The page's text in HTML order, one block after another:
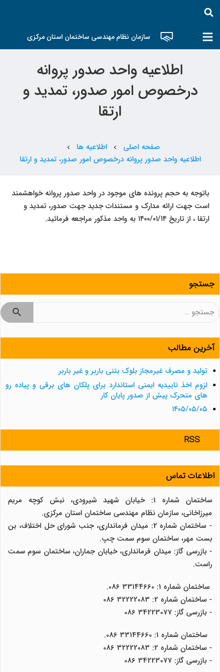
سازمان نظام مهندسی ساختمان استان مرکزی
اطلاعیه واحد صدور پروانه
درخصوص امور صدور، تمدید و
ارتقا
صفحه اصلی chevron_left اطلاعیه ها chevron_left
اطلاعیه واحد صدور پروانه درخصوص امور صدور، تمدید و ارتقا
باتوجه به حجم پرونده های موجود در واحد صدور پروانه خواهشمند
است جهت ارائه مدارک و مستندات جدید جهت صدور، تمدید و
ارتقا ، از تاریخ ۱۴۰۰/۰۱/۱۴ به واحد مذکور مراجعه فرمائید.
جستجو
جستجو
آخرین مطالب
تولید و مصرف غیرمجاز بلوک بتنی باربر و غیر باربر
لزوم اخذ تاییدیه ایمنی استاندارد برای پلکان های برقی و پیاده رو
های متحرک پیش از صدور پایان کار
۱۴۰۵/۰۵/۰۵
RSS
اطلاعات تماس
ساختمان شماره 1: خیابان شهید شیرودی، نبش کوچه مریم
میرزاخانی، سازمان نظام مهندسی ساختمان استان مرکزی.
- ساختمان شماره 2: میدان فرمانداری، جنب شورای حل اختلاف، بن
بست مهر، ساختمان سوم سمت چپ.
- بازرسی گاز: میدان فرمانداری، خیابان جماران، ساختمان سوم سمت
راست.
ساختمان شماره 1: 33144660 086.
- ساختمان شماره 2: 32222083 086
- بازرسی گاز: 34223077 086
ساختمان شماره 1: 33144660 086.
- ساختمان شماره 2: 32222083 086
- بازرسی گاز: 34223077 086